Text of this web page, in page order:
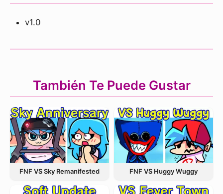
v1.0
También Te Puede Gustar
FNF VS Sky Remanifested FNF VS Huggy Wuggy